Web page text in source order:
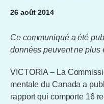
26 août 2014
Ce communiqué a été
données peuvent ne plus
VICTORIA – La
mentale du Canada a
rapport qui comporte 16